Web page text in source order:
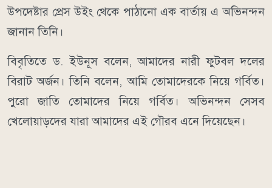
উপদেষ্টার প্রেস উইং থেকে পাঠানো এক বার্তায় এ অভিনন্দন
জানান তিনি।
বিবৃতিতে ড. ইউনূস বলেন, আমাদের নারী ফুটবল দলের
বিরাট অর্জন। তিনি বলেন, আমি তোমাদেরকে নিয়ে গর্বিত।
পুরো জাতি তোমাদের নিয়ে গর্বিত। অভিনন্দন সেসব
খেলোয়াড়দের যারা আমাদের এই গৌরব এনে দিয়েছেন।